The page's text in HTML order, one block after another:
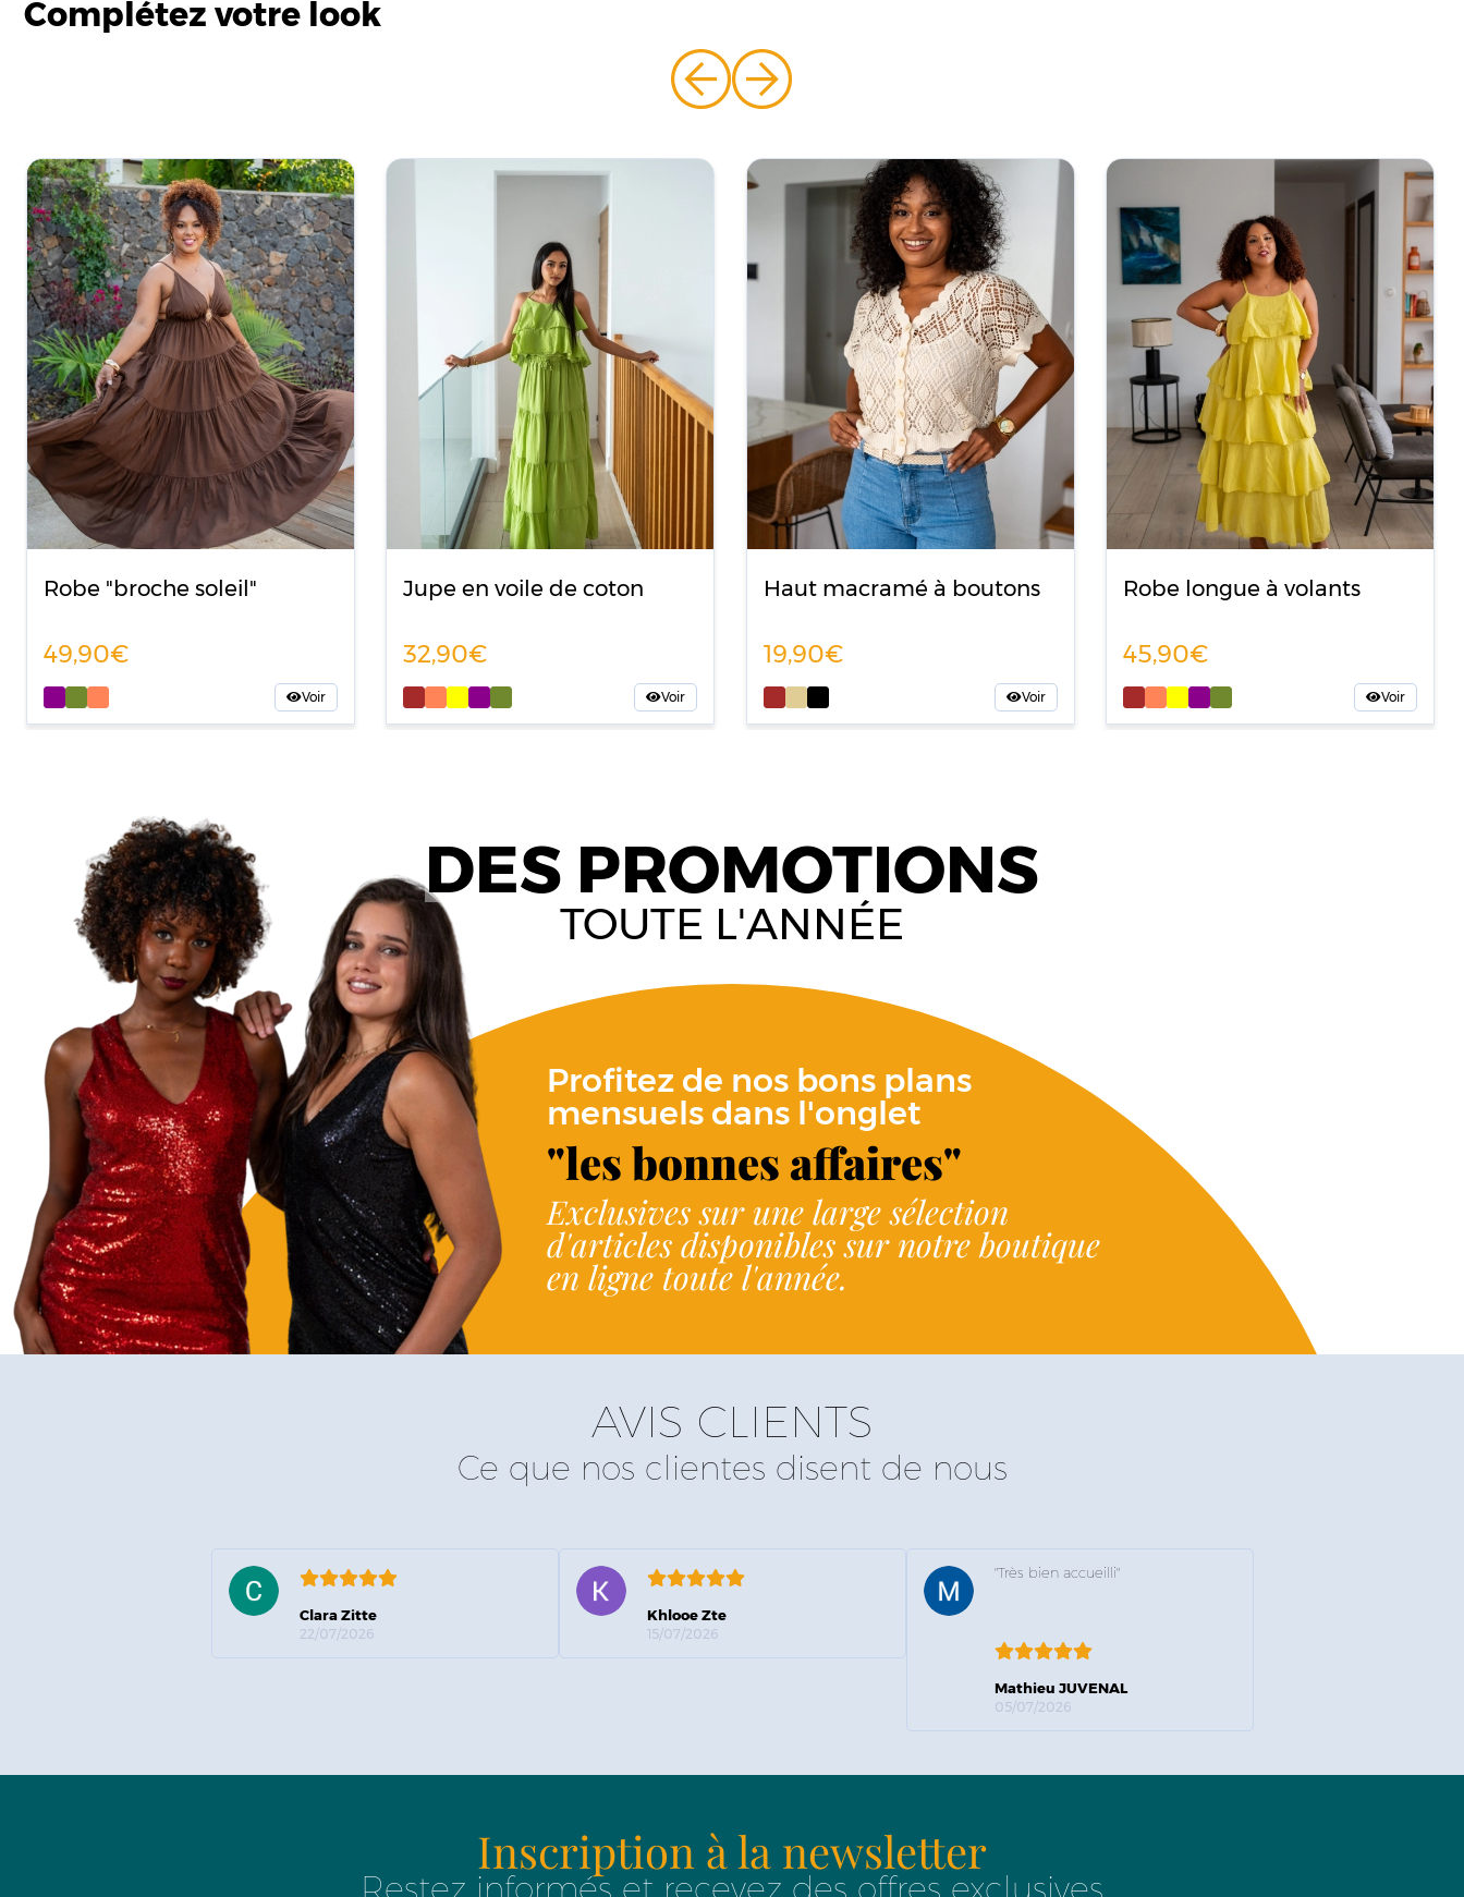
Complétez votre look
Robe "broche soleil"
49,90
Voir
Jupe en voile de coton
32,90
Voir
Haut macramé à boutons
19,90
Voir
Robe longue à volants
45,90
Voir
DES PROMOTIONS
TOUTE L'ANNÉE
Profitez de nos bons plans
mensuels dans l'onglet
"les bonnes affaires"
Exclusives sur une large sélection
d'articles disponibles sur notre boutique
en ligne toute l'année.
AVIS CLIENTS
Ce que nos clientes disent de nous
Clara Zitte
22/07/2026
Khlooe Zte
15/07/2026
"Très bien accueilli"
Mathieu JUVENAL
05/07/2026
Inscription à la newsletter
Restez informés et recevez des offres exclusives